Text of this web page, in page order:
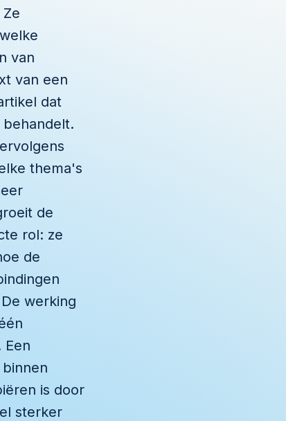
van
van een
dat
thema's
de
rol: ze
de
werking
Een
is door
sterker